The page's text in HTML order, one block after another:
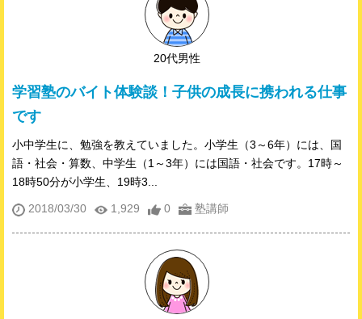
20代男性
学習塾のバイト体験談！子供の成長に携われる仕事
です
小中学生に、勉強を教えていました。小学生（3～6年）には、国
語・社会・算数、中学生（1～3年）には国語・社会です。17時～
18時50分が小学生、19時3...
2018/03/30 1,929 0 塾講師